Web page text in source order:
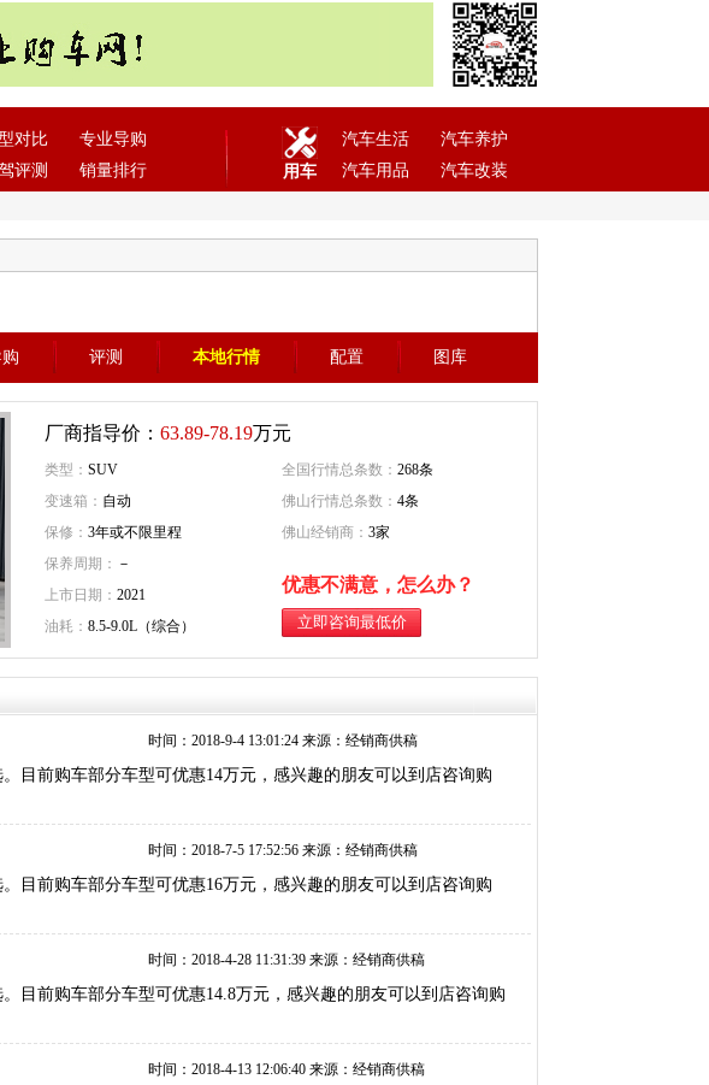
对比
专业导购
评测 销量排行 用车
汽车生活
汽车养护
汽车用品
汽车改装
评测 本地行情 配置 图库
厂商指导价： 63.89-78.19万元
类型： SUV 全国行情总条数： 268条
变速箱： 自动 佛山行情总条数： 4条
保修： 3年或不限里程 佛山经销商： 3家
保养周期： －
优惠不满意，怎么办？
上市日期： 2021
油耗： 8.5-9.0L（综合）
时间：2018-9-4 13:01:24 来源：经销商供稿
目前购车部分车型可优惠14万元，感兴趣的朋友可以到店咨询购
时间：2018-7-5 17:52:56 来源：经销商供稿
目前购车部分车型可优惠16万元，感兴趣的朋友可以到店咨询购
时间：2018-4-28 11:31:39 来源：经销商供稿
目前购车部分车型可优惠14.8万元，感兴趣的朋友可以到店咨询购
时间：2018-4-13 12:06:40 来源：经销商供稿